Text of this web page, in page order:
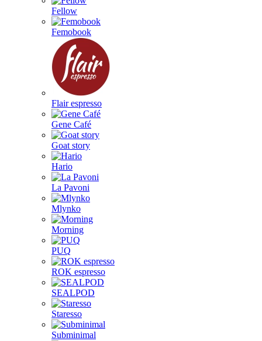
Fellow
Femobook
Flair espresso
Gene Café
Goat story
Hario
La Pavoni
Mlynko
Morning
PUQ
ROK espresso
SEALPOD
Staresso
Subminimal